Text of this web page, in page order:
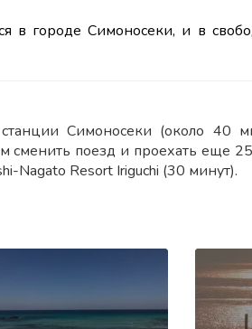
в городе Симоносеки, и в
Симоносеки (около 40
сменить поезд и проехать еще
Nagato Resort Iriguchi (30 минут).